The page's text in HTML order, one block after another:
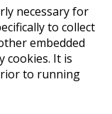
necessary for
to collect
embedded
cookies. It is
to running